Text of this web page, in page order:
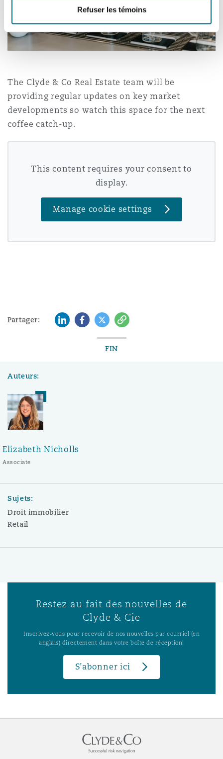
Refuser les témoins
The Clyde & Co Real Estate team will be
providing regular updates on key market
developments so watch this space for the next
coffee catch-up.
This content requires your consent to
display.
Manage cookie settings
Partager: LinkedInFacebook
TwitterCopy
FIN
Auteurs:
Elizabeth Nicholls
Associate
Sujets:
Droit immobilier
Retail
Restez au fait des nouvelles de
Clyde & Cie
Inscrivez-vous pour recevoir de nos nouvelles par courriel (en
anglais) directement dans votre boîte de réception!
S’abonner ici